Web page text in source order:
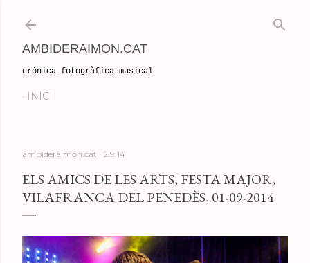
AMBIDERAIMON.CAT
crónica fotogràfica musical
INICI
ambideraimon.cat 2.9.14
ELS AMICS DE LES ARTS, FESTA MAJOR,
VILAFRANCA DEL PENEDÈS, 01-09-2014